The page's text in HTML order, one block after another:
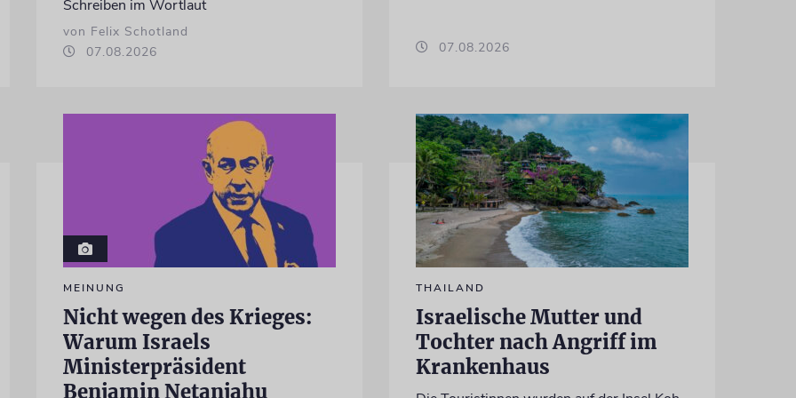
Schreiben im Wortlaut
von Felix Schotland
07.08.2026
07.08.2026
MEINUNG
Nicht wegen des Krieges:
Warum Israels
Ministerpräsident
Benjamin Netanjahu
THAILAND
Israelische Mutter und
Tochter nach Angriff im
Krankenhaus